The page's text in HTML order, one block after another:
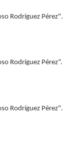
Rodríguez Pérez".
Rodríguez Pérez”.
Rodríguez Pérez".